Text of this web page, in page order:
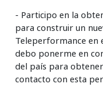
- Participo en la
para construir un
Teleperformance en
debo ponerme en
del país para
contacto con esta